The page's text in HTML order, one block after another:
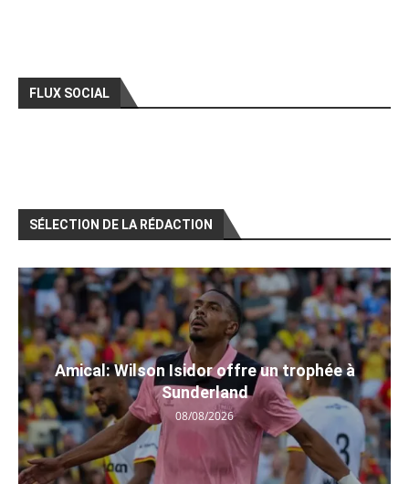
FLUX SOCIAL
SÉLECTION DE LA RÉDACTION
Amical: Wilson Isidor offre un trophée à
Sunderland
08/08/2026